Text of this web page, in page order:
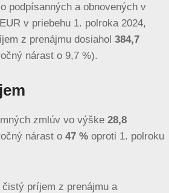
podpísanných a obnovených v
v priebehu 1. polroka 2024,
z prenájmu dosiahol 384,7
nárast o 9,7 %).
zmlúv vo výške 28,8
nárast o 47 % oproti 1. polroku
príjem z prenájmu a